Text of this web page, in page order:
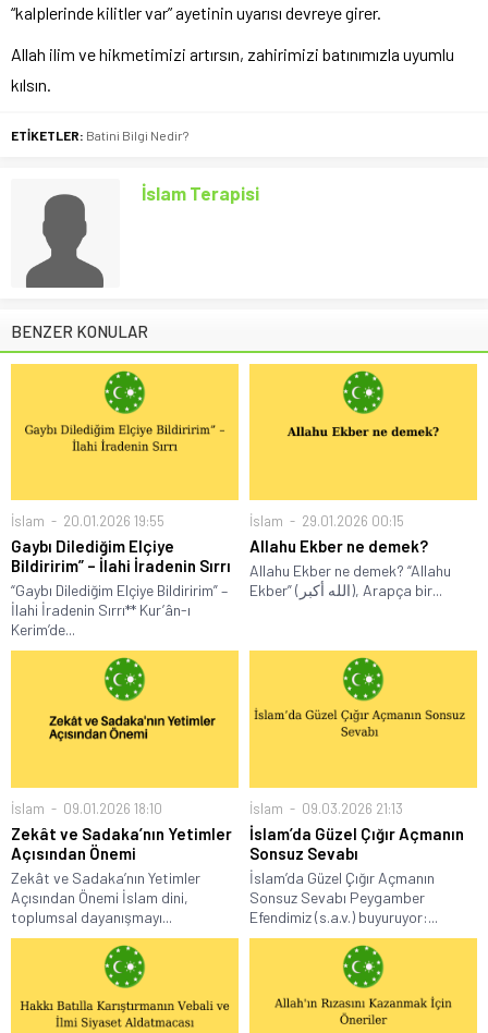
“kalplerinde kilitler var” ayetinin uyarısı devreye girer.
Allah ilim ve hikmetimizi artırsın, zahirimizi batınımızla uyumlu
kılsın.
ETİKETLER: Batini Bilgi Nedir?
İslam Terapisi
BENZER KONULAR
İslam 20.01.2026 19:55
Gaybı Dilediğim Elçiye
Bildiririm” – İlahi İradenin Sırrı
“Gaybı Dilediğim Elçiye Bildiririm” –
İlahi İradenin Sırrı** Kur’ân-ı
Kerim’de...
İslam 29.01.2026 00:15
Allahu Ekber ne demek?
Allahu Ekber ne demek? “Allahu
Ekber” (الله أكبر), Arapça bir...
İslam 09.01.2026 18:10
Zekât ve Sadaka’nın Yetimler
Açısından Önemi
Zekât ve Sadaka’nın Yetimler
Açısından Önemi İslam dini,
toplumsal dayanışmayı...
İslam 09.03.2026 21:13
İslam’da Güzel Çığır Açmanın
Sonsuz Sevabı
İslam’da Güzel Çığır Açmanın
Sonsuz Sevabı Peygamber
Efendimiz (s.a.v.) buyuruyor:...